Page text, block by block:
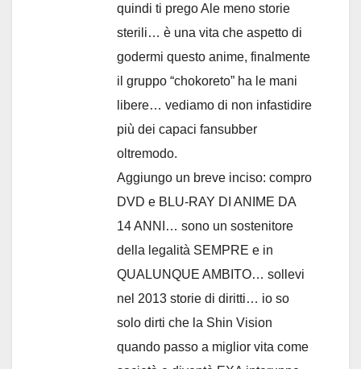
quindi ti prego Ale meno storie
sterili… è una vita che aspetto di
godermi questo anime, finalmente
il gruppo “chokoreto” ha le mani
libere… vediamo di non infastidire
più dei capaci fansubber
oltremodo.
Aggiungo un breve inciso: compro
DVD e BLU-RAY DI ANIME DA
14 ANNI… sono un sostenitore
della legalità SEMPRE e in
QUALUNQUE AMBITO… sollevi
nel 2013 storie di diritti… io so
solo dirti che la Shin Vision
quando passo a miglior vita come